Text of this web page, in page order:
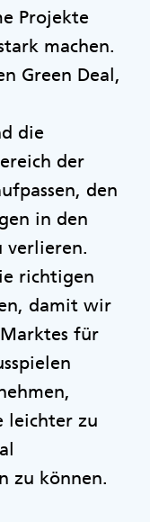
Projekte
machen.
Green Deal,
die
der
den
in den
verlieren.
richtigen
damit wir
für
leichter zu
zu können.